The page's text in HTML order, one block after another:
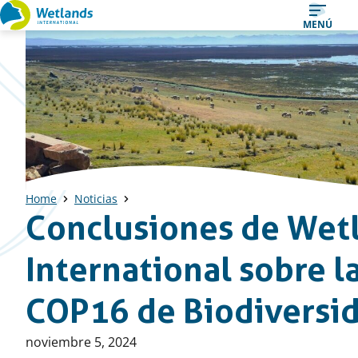
Ir
al
contenido
MENÚ
Home Noticias
Conclusiones de
International sobre
COP16 de
Publicado
noviembre 5, 2024